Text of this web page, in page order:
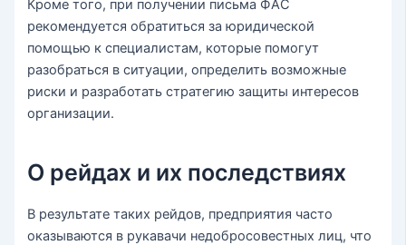
Кроме того, при получении письма ФАС
рекомендуется обратиться за юридической
помощью к специалистам, которые помогут
разобраться в ситуации, определить возможные
риски и разработать стратегию защиты интересов
организации.
О рейдах и их последствиях
В результате таких рейдов, предприятия часто
оказываются в рукавачи недобросовестных лиц, что